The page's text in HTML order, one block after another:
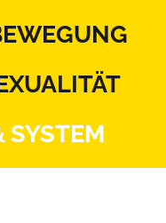
SYSTEM